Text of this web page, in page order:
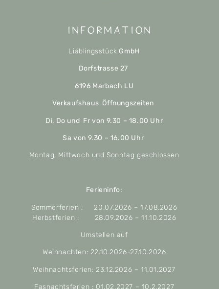
Information
Liäblingsstück GmbH
Dorfstrasse 27
6196 Marbach LU
Verkaufshaus Öffnungszeiten
Di, Do und Fr von 9.30 – 18.00 Uhr
Sa von 9.30 – 16.00 Uhr
Montag, Mittwoch und Sonntag geschlossen
Ferieninfo:
Sommerferien : 20.07.2026 – 17.08.2026
Herbstferien : 28.09.2026 – 11.10.2026
Umstellen auf
Weihnachten: 22.10.2026-27.10.2026
Weihnachtsferien: 23.12.2026 – 11.01.2027
Fasnachtsferien : 01.02.2027 – 10.2.2027